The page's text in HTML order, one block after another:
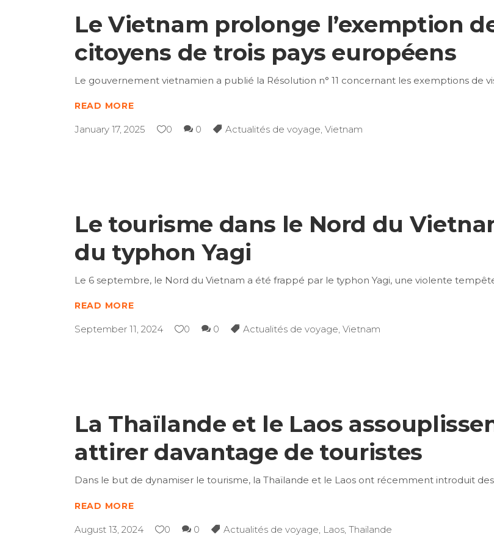
Le Vietnam prolonge l’exemption
citoyens de trois pays européens
Le gouvernement vietnamien a publié la Résolution n° 11 concernant les exemptions de
READ MORE
January 17, 2025 0 0 Actualités de voyage, Vietnam
Le tourisme dans le Nord du
du typhon Yagi
Le 6 septembre, le Nord du Vietnam a été frappé par le typhon Yagi, une violente
READ MORE
September 11, 2024 0 0 Actualités de voyage, Vietnam
La Thaïlande et le Laos
attirer davantage de touristes
Dans le but de dynamiser le tourisme, la Thaïlande et le Laos ont récemment introduit
READ MORE
August 13, 2024 0 0 Actualités de voyage Laos Thaïlande